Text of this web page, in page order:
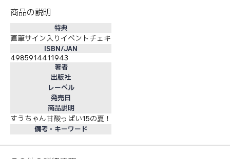
商品の説明
特典
直筆サイン入りイベントチェキ
ISBN/JAN
4985914411943
著者
出版社
レーベル
発売日
商品説明
すうちゃん甘酸っぱい15の夏！
備考・キーワード